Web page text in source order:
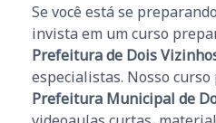
Se você está se
invista em um curso
Prefeitura de Dois
especialistas. Nosso curso
Prefeitura Municipal de